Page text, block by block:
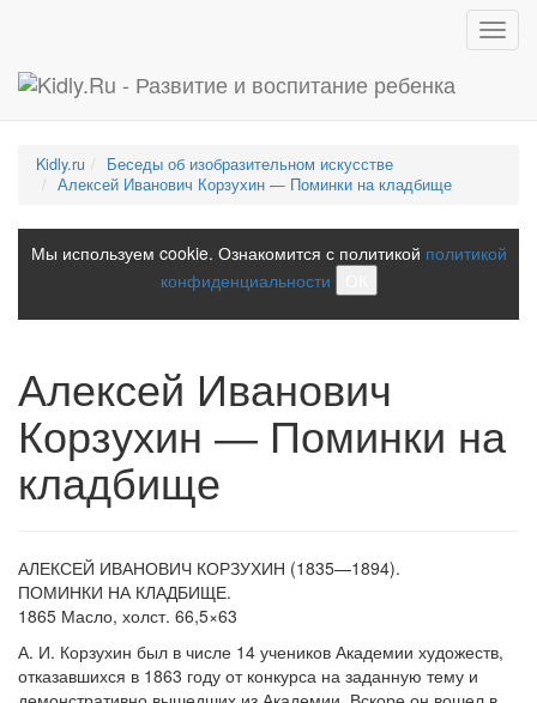
Kidly.ru
Беседы об изобразительном искусстве
Алексей Иванович Корзухин — Поминки на кладбище
Мы используем cookie. Ознакомится с политикой политикой
конфиденциальности
Алексей Иванович
Корзухин — Поминки на
кладбище
АЛЕКСЕЙ ИВАНОВИЧ КОРЗУХИН (1835—1894).
ПОМИНКИ НА КЛАДБИЩЕ.
1865 Масло, холст. 66,5×63
А. И. Корзухин был в числе 14 учеников Академии художеств,
отказавшихся в 1863 году от конкурса на заданную тему и